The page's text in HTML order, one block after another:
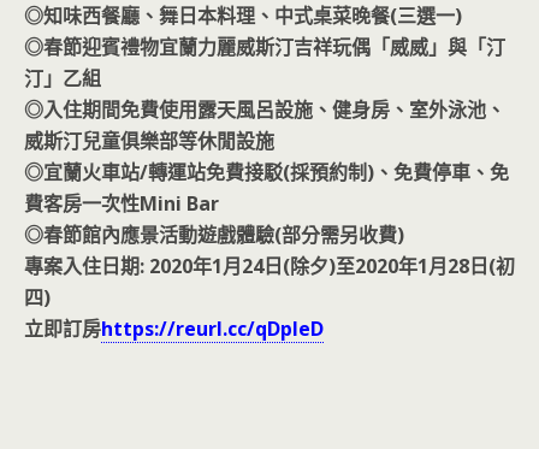
◎知味西餐廳、舞日本料理、中式桌菜晚餐(三選一)
◎春節迎賓禮物宜蘭力麗威斯汀吉祥玩偶「威威」與「汀
汀」乙組
◎入住期間免費使用露天風呂設施、健身房、室外泳池、
威斯汀兒童俱樂部等休閒設施
◎宜蘭火車站/轉運站免費接駁(採預約制)、免費停車、免
費客房一次性Mini Bar
◎春節館內應景活動遊戲體驗(部分需另收費)
專案入住日期: 2020年1月24日(除夕)至2020年1月28日(初
四)
立即訂房https://reurl.cc/qDpleD